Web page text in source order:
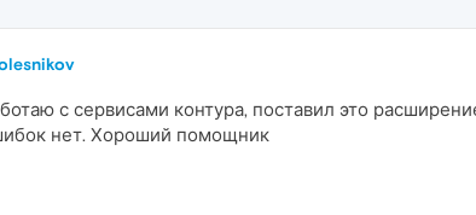
с сервисами контура, поставил это
нет. Хороший помощник